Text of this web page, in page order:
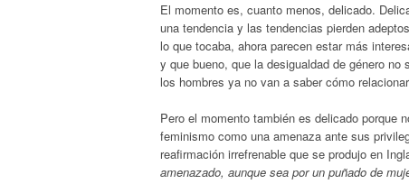
El momento es, cuanto menos, delicado.
una tendencia y las tendencias pierden
lo que tocaba, ahora parecen estar más
y que bueno, que la desigualdad de género
los hombres ya no van a saber cómo
Pero el momento también es delicado porque
feminismo como una amenaza ante sus
reafirmación irrefrenable que se produjo en
amenazado, aunque sea por un puñado de